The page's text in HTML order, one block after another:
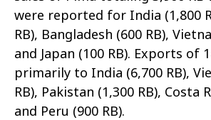
were reported for India (1,800
RB), Bangladesh (600 RB),
and Japan (100 RB). Exports of
primarily to India (6,700 RB),
RB), Pakistan (1,300 RB), Costa
and Peru (900 RB).